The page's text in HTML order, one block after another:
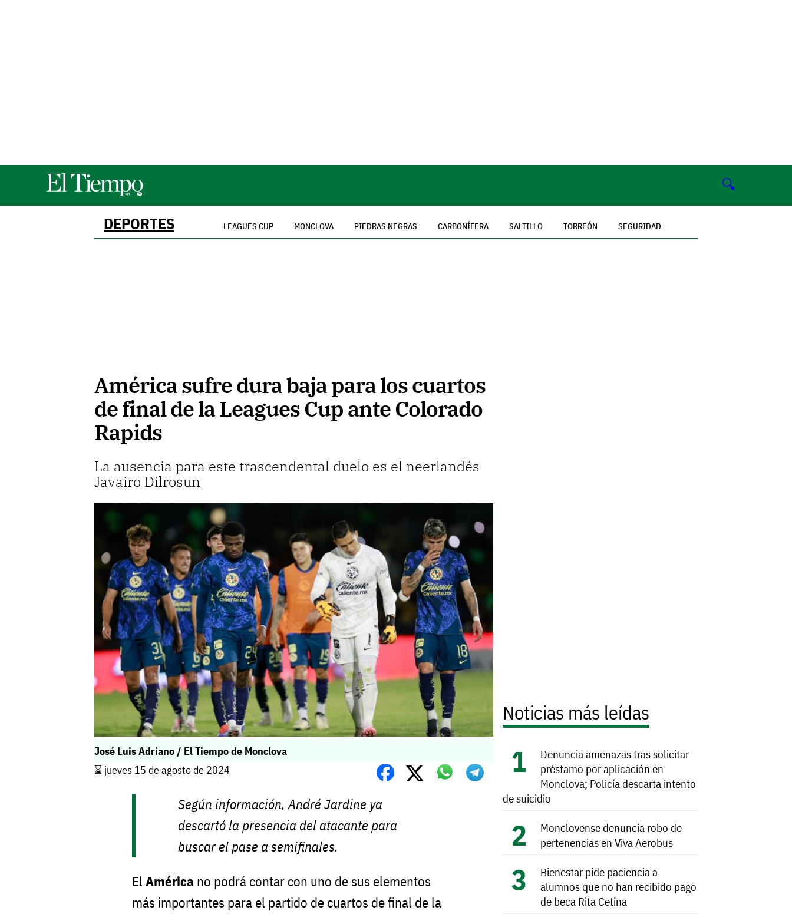
🔍
DEPORTES LEAGUES CUP MONCLOVA PIEDRAS NEGRAS CARBONÍFERA SALTILLO TORREÓN SEGURIDAD
América sufre dura baja para los cuartos
de final de la Leagues Cup ante Colorado
Rapids
La ausencia para este trascendental duelo es el neerlandés
Javairo Dilrosun
José Luis Adriano / El Tiempo de Monclova
⌛️ jueves 15 de agosto de 2024
Según información, André Jardine ya
descartó la presencia del atacante para
buscar el pase a semifinales.
El América no podrá contar con uno de sus elementos
más importantes para el partido de cuartos de final de la
Noticias más leídas
Denuncia amenazas tras solicitar
préstamo por aplicación en
Monclova; Policía descarta intento
de suicidio
Monclovense denuncia robo de
pertenencias en Viva Aerobus
Bienestar pide paciencia a
alumnos que no han recibido pago
de beca Rita Cetina